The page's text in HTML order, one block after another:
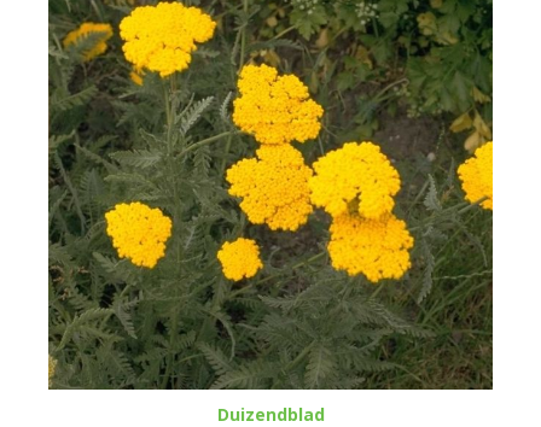
Duizendblad